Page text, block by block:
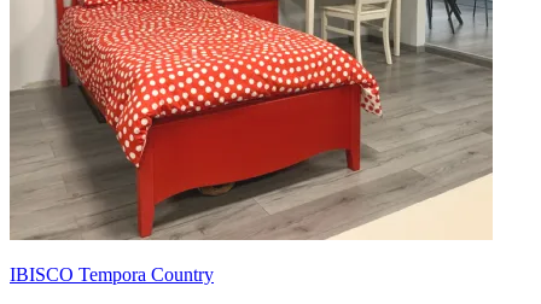
IBISCO Tempora Country